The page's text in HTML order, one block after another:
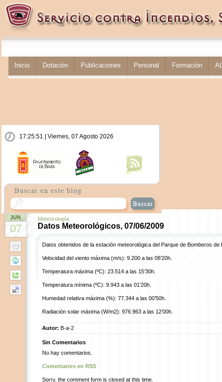
Inicio Dotación Publicaciones Personal Formación
17:25:51 | Viernes, 07 Agosto 2026
JUN
07
Meteorología
Datos Meteorológicos, 07/06/2009
Datos obtenidos de la estación meteorológica del Parque de Bomberos de
Velocidad del viento máxima (m/s): 9.200 a las 08’20h.
Temperatura máxima (ºC): 23.514 a las 15’30h.
Temperatura mínima (ºC): 9.943 a las 01’20h.
Humedad relativa máxima (%): 77.344 a las 00’50h.
Radiación solar máxima (W/m2): 976.963 a las 12’00h.
Autor: B-a-2
Sin Comentarios
No hay comentarios.
Comentarios en RSS
Sorry, the comment form is closed at this time.